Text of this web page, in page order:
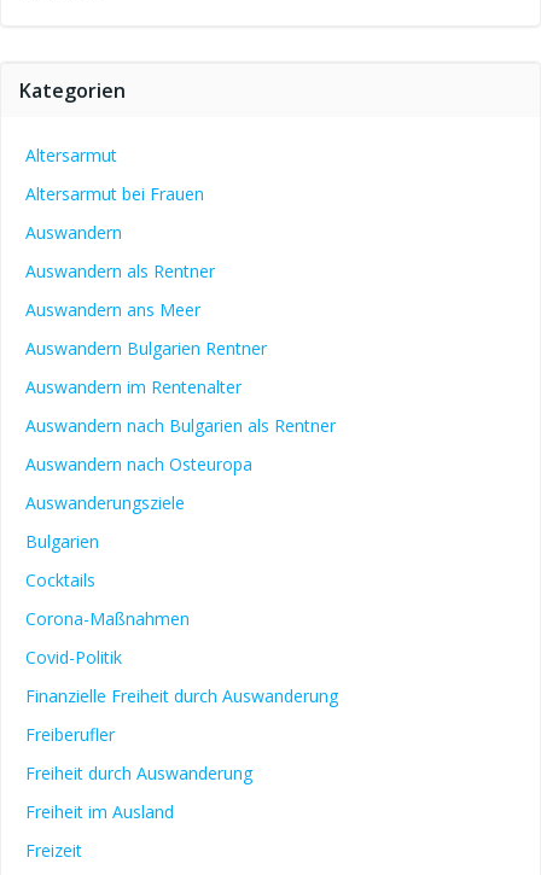
Kategorien
Altersarmut
Altersarmut bei Frauen
Auswandern
Auswandern als Rentner
Auswandern ans Meer
Auswandern Bulgarien Rentner
Auswandern im Rentenalter
Auswandern nach Bulgarien als Rentner
Auswandern nach Osteuropa
Auswanderungsziele
Bulgarien
Cocktails
Corona-Maßnahmen
Covid-Politik
Finanzielle Freiheit durch Auswanderung
Freiberufler
Freiheit durch Auswanderung
Freiheit im Ausland
Freizeit